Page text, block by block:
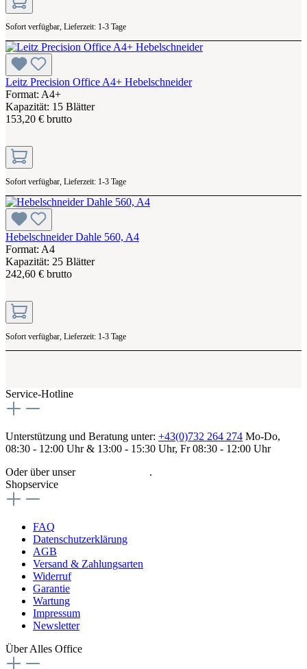
Sofort verfügbar, Lieferzeit: 1-3 Tage
Leitz Precision Office A4+ Hebelschneider
Format: A4+
Kapazität: 15 Blätter
153,20 € brutto
Sofort verfügbar, Lieferzeit: 1-3 Tage
Hebelschneider Dahle 560, A4
Format: A4
Kapazität: 25 Blätter
242,60 € brutto
Sofort verfügbar, Lieferzeit: 1-3 Tage
Service-Hotline
Unterstützung und Beratung unter: +43(0)732 264 274 Mo-Do,
08:30 - 12:00 Uhr & 13:00 - 15:30 Uhr, Fr 08:30 - 12:00 Uhr
Oder über unser
.
Shopservice
FAQ
Datenschutzerklärung
AGB
Versand & Zahlungsarten
Widerruf
Garantie
Wartung
Impressum
Newsletter
Über Alles Office